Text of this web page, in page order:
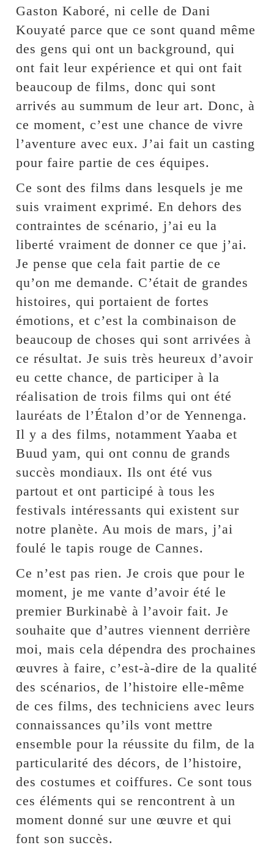
Gaston Kaboré, ni celle de Dani
Kouyaté parce que ce sont quand même
des gens qui ont un background, qui
ont fait leur expérience et qui ont fait
beaucoup de films, donc qui sont
arrivés au summum de leur art. Donc, à
ce moment, c’est une chance de vivre
l’aventure avec eux. J’ai fait un casting
pour faire partie de ces équipes.
Ce sont des films dans lesquels je me
suis vraiment exprimé. En dehors des
contraintes de scénario, j’ai eu la
liberté vraiment de donner ce que j’ai.
Je pense que cela fait partie de ce
qu’on me demande. C’était de grandes
histoires, qui portaient de fortes
émotions, et c’est la combinaison de
beaucoup de choses qui sont arrivées à
ce résultat. Je suis très heureux d’avoir
eu cette chance, de participer à la
réalisation de trois films qui ont été
lauréats de l’Étalon d’or de Yennenga.
Il y a des films, notamment Yaaba et
Buud yam, qui ont connu de grands
succès mondiaux. Ils ont été vus
partout et ont participé à tous les
festivals intéressants qui existent sur
notre planète. Au mois de mars, j’ai
foulé le tapis rouge de Cannes.
Ce n’est pas rien. Je crois que pour le
moment, je me vante d’avoir été le
premier Burkinabè à l’avoir fait. Je
souhaite que d’autres viennent derrière
moi, mais cela dépendra des prochaines
œuvres à faire, c’est-à-dire de la qualité
des scénarios, de l’histoire elle-même
de ces films, des techniciens avec leurs
connaissances qu’ils vont mettre
ensemble pour la réussite du film, de la
particularité des décors, de l’histoire,
des costumes et coiffures. Ce sont tous
ces éléments qui se rencontrent à un
moment donné sur une œuvre et qui
font son succès.